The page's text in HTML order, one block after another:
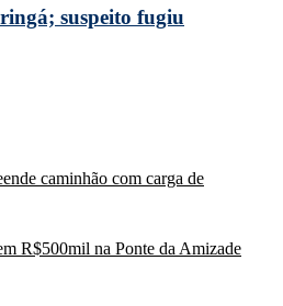
suspeito fugiu